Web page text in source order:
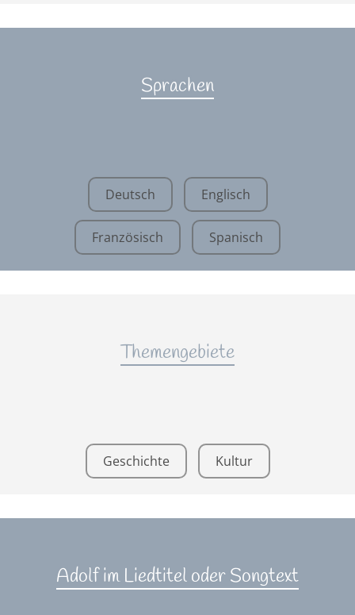
Sprachen
Deutsch Englisch
Französisch Spanisch
Themengebiete
Geschichte Kultur
Adolf im Liedtitel oder Songtext